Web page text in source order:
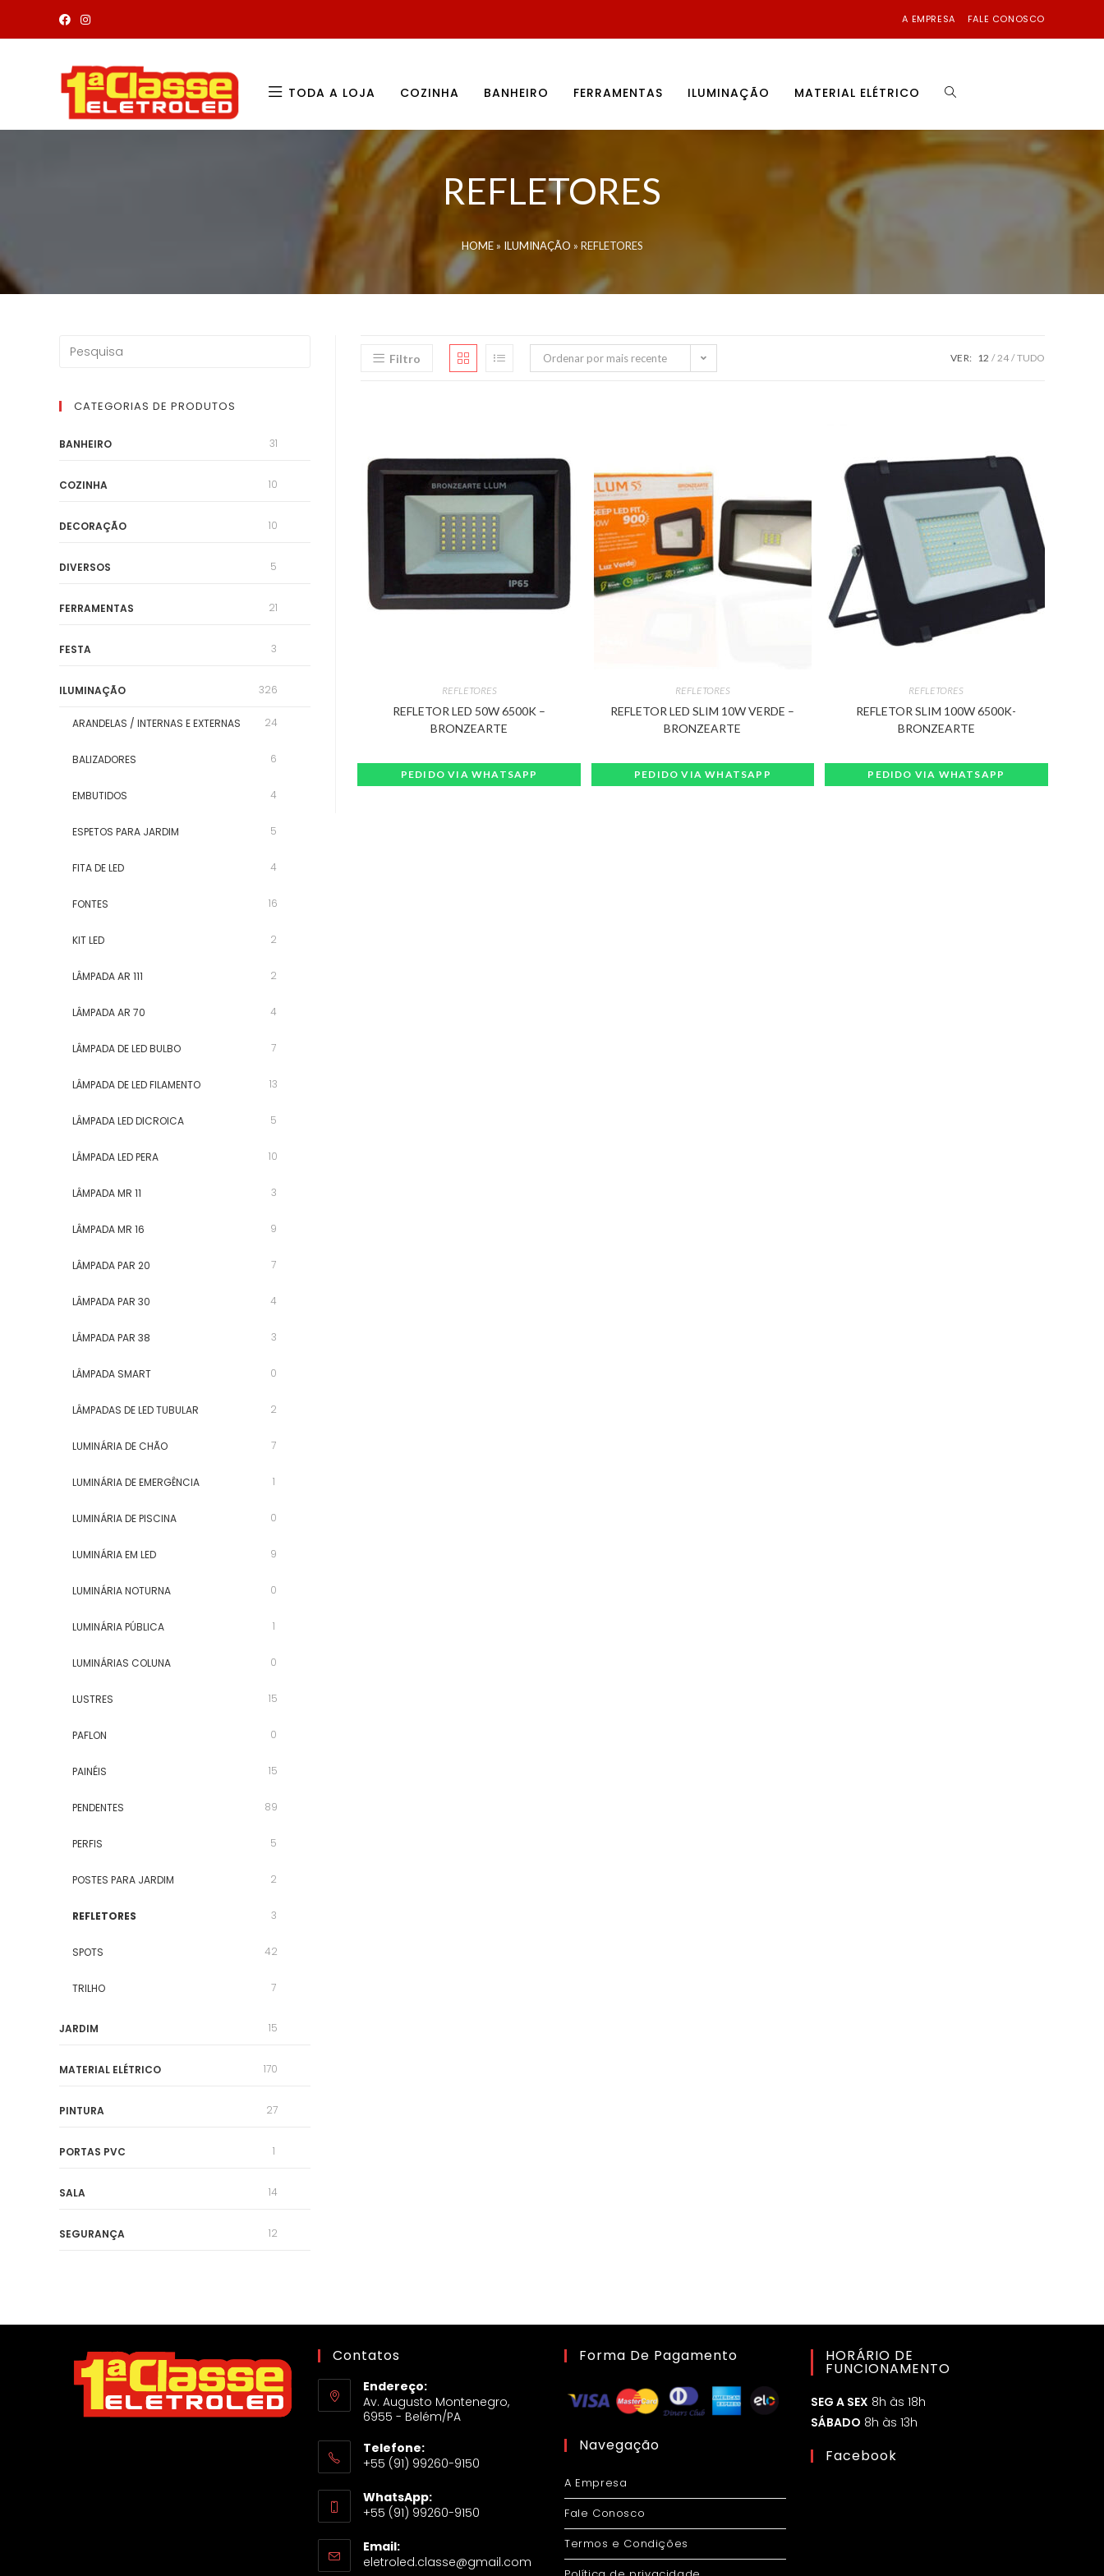
A EMPRESA FALE CONOSCO
TODA A LOJA COZINHA BANHEIRO FERRAMENTAS ILUMINAÇÃO MATERIAL ELÉTRICO
REFLETORES
HOME» ILUMINAÇÃO » REFLETORES
Filtro Ordenar por mais recente VER: 12 24 TUDO
REFLETORES
REFLETOR LED 50W 6500K –
BRONZEARTE
PEDIDO VIA WHATSAPP
REFLETORES
REFLETOR LED SLIM 10W VERDE –
BRONZEARTE
PEDIDO VIA WHATSAPP
REFLETORES
REFLETOR SLIM 100W 6500K-
BRONZEARTE
PEDIDO VIA WHATSAPP
CATEGORIAS DE PRODUTOS
BANHEIRO 31
COZINHA 10
DECORAÇÃO 10
DIVERSOS 5
FERRAMENTAS 21
FESTA 3
ILUMINAÇÃO 326
ARANDELAS / INTERNAS E EXTERNAS 24
BALIZADORES 6
EMBUTIDOS 4
ESPETOS PARA JARDIM 5
FITA DE LED 4
FONTES 16
KIT LED 2
LÂMPADA AR 111 2
LÂMPADA AR 70 4
LÂMPADA DE LED BULBO 7
LÂMPADA DE LED FILAMENTO 13
LÂMPADA LED DICROICA 5
LÂMPADA LED PERA 10
LÂMPADA MR 11 3
LÂMPADA MR 16 9
LÂMPADA PAR 20 7
LÂMPADA PAR 30 4
LÂMPADA PAR 38 3
LÂMPADA SMART 0
LÂMPADAS DE LED TUBULAR 2
LUMINÁRIA DE CHÃO 7
LUMINÁRIA DE EMERGÊNCIA 1
LUMINÁRIA DE PISCINA 0
LUMINÁRIA EM LED 9
LUMINÁRIA NOTURNA 0
LUMINÁRIA PÚBLICA 1
LUMINÁRIAS COLUNA 0
LUSTRES 15
PAFLON 0
PAINÉIS 15
PENDENTES 89
PERFIS 5
POSTES PARA JARDIM 2
REFLETORES 3
SPOTS 42
TRILHO 7
JARDIM 15
MATERIAL ELÉTRICO 170
PINTURA 27
PORTAS PVC 1
SALA 14
SEGURANÇA 12
Contatos
Endereço:
Av. Augusto Montenegro,
6955 - Belém/PA
Telefone:
+55 (91) 99260-9150
WhatsApp:
+55 (91) 99260-9150
Email:
eletroled.classe@gmail.com
Forma De Pagamento
Navegação
A Empresa
Fale Conosco
Termos e Condições
HORÁRIO DE
FUNCIONAMENTO
SEG A SEX 8h às 18h
SÁBADO 8h às 13h
Facebook